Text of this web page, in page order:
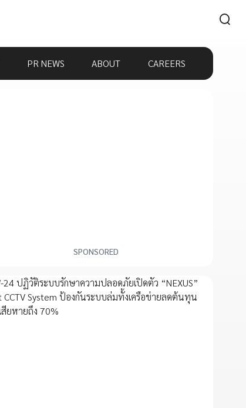
PR NEWS ABOUT CAREERS
SPONSORED